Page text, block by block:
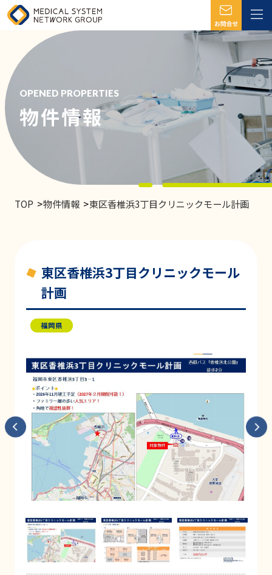
OPENED PROPERTIES
物件情報
TOP 物件情報 東区香椎浜3丁目クリニックモール計画
東区香椎浜3丁目クリニックモール
計画
福岡県